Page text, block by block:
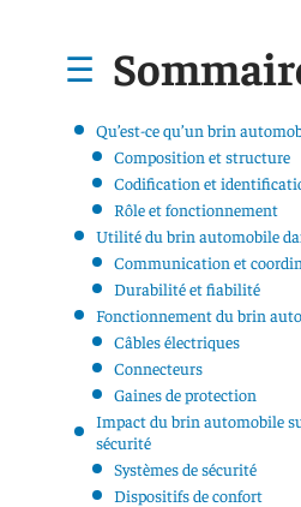
Qu’est-ce qu’un brin
Composition et structure
Codification et
Rôle et fonctionnement
Utilité du brin automobile
Communication et
Durabilité et fiabilité
Fonctionnement du brin
Câbles électriques
Connecteurs
Gaines de protection
Impact du brin automobile
sécurité
Systèmes de sécurité
Dispositifs de confort